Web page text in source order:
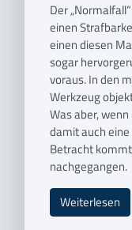
Der
einen
einen diesen
sogar
voraus. In den
Werkzeug
Was aber,
damit auch
Betracht
nachgegangen.
Weiterlesen